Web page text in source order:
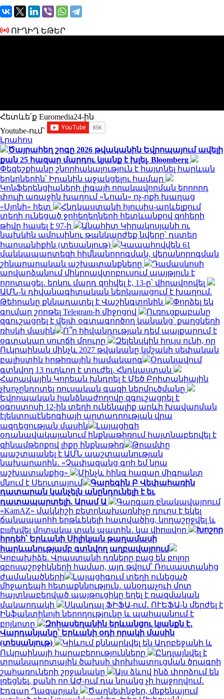
ՈՒՂԻՂ ԵԹԵՐ
Հետևե՛ք Euromedia24-ին
Youtube-ում`
Լրահոս
Ծայրահեղ շոգը 2026 թվականին Եվրոպայում ավելի
քան 25 հազար մարդու կյանք է խլել. Bloomberg
Փեզեշքիանը շնորհակալություն է հայտնել հարևան
երկրներին՝ Իրանին աջակցելու համար
Կոնֆերենցիաների լիգայի որակավորման երրորդ
փուլի առաջին խաղում «Նոան» ոչ-ոքի խաղաց
«Սյոնի» հետ
Հնդկաստանի հյուսիս-արևելքում
տեղի ունեցած ջրհեղեղների հետևանքով զոհերի
թիվը հասել է 97-ի
Անահիտ Կիրակոսյանի ու
նախկին ամուսինու թանկարժեք նվերը՝ դստեր
հարսանիքին (տեսանյութ)
Կապահովվեն 61
մանկապարտեզի հիմնանորոգման, վերանորոգման
շինարարական աշխատանքները
Դամասկոսի
արվարձանում միկրոավտոբուսում պայթյուն է
որոտացել․ երկու մարդ զոհվել է, 13-ը՝ վիրավորվել
ԱՄՆ-ն դիվանագիտական ներկայացում է խաղում.
Թեհրանը քննադատել է Վաշինգտոնին
Փորձել են
գումար շորթել Telegram-ի միջոցով
Ուռուցքաբանը
զգուշացրել է վեյփ օգտագործող կանանց՝ քաղցկեղի
ռիսկի մասին
Ո՞ր հիվանդության դեմ պայքարում է
օգտակար սուրճի մրուրը
Զելենսկին հույս ունի, որ
Ուկրաինան մինչև 2027 թվականը կմշակի սեփական
բալիստիկ հրթիռային համակարգ
Օդանավում
գտնվող 13 ուղևոր է տուժել. Հնդկաստան
Հարավային Կորեան խնդրել է Մեծ Բրիտանիային
չխոչընդոտել ռուսական գազի ներմուծմանը
Եվրոպական հանձնաժողովը զգուշացրել է
օգոստոսի 12-ին տեղի ունենալիք արևի խավարման
էլեկտրաէներգիայի արտադրության վրա
ազդեցության մասին
Լայպցիգի
օդանավակայանում ինքնաթիռում հայտնաբերվել է
զինամթերքով լիքը ինքնաթիռ
Թրամփը
պաշտպանել է ԱՄՆ պաշտպանության
նախարարին․ «Չափազանց գոհ եմ նրա
աշխատանքից»
Մինչև հինգ հազար միգրանտ
մնում է Սեուտայում
Գարեգին Բ Վեփահառին
դատարան կանչելն անընդունելի է եւ
դատապարտելի. Արամ Ա
Գարգառ բնակավայրում
«KamAZ» մակնիշի բետոնախառնիչը դուրս է եկել
ճանապարհի երթևեկելի հատվածից, կողաշրջվել և
բшխվել մոտակա տան պատին․ կա վիրшվոր
Խոշոր
հրդեհ՝ Երևանի Սիլիկյան թաղամասի
հարևանությամբ գտնվող աղբավայրում
Կոբախիձե. Վրաստանի դռները բաց են բոլոր
զբոսաշրջիկների համար, այդ թվում՝ Ռուսաստանից
ժամանածների
Լայպցիգում տեղի ունեցած
միջադեպի հետաքննություն․ անօդաչուի մոտ
հայտնաբերված պայթուցիկը եղել է ռազմական
մակարդակի
Սկանդալ ՖԻՖԱ-ում․ ՈՒԵՖԱ-ն մերժել է
Ինֆանտինոյի ներողությունը և պահպանում է
բոյկոտը
Զոհասեղանին երևանցու կյանքն է․
Վարդանյանը՝ Երևանի օդի որակի մասին
(տեսանյութ)
Կիևում քննարկվել են Ադրբեջանի և
Ուկրաինայի հարաբերությունները
Ընդլայնվել է
տրանսպորտային ծախսի փոխհատուցման ծրագրի
շահառուների շրջանակը
Այս ձևով ինձ փորձում են
լռեցնել, քանի որ ԱԺ-ում դա նրանց չի հաջողվում․
Էդգար Ղազարյան
Ծաղկեփնջեր, մեքենայում